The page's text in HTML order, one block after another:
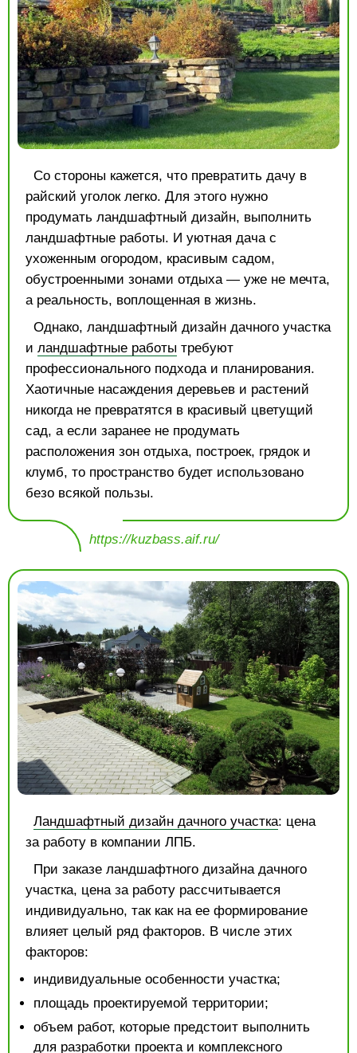
Со стороны кажется, что превратить дачу в
райский уголок легко. Для этого нужно
продумать ландшафтный дизайн, выполнить
ландшафтные работы. И уютная дача с
ухоженным огородом, красивым садом,
обустроенными зонами отдыха — уже не мечта,
а реальность, воплощенная в жизнь.
Однако, ландшафтный дизайн дачного участка
и ландшафтные работы требуют
профессионального подхода и планирования.
Хаотичные насаждения деревьев и растений
никогда не превратятся в красивый цветущий
сад, а если заранее не продумать
расположения зон отдыха, построек, грядок и
клумб, то пространство будет использовано
безо всякой пользы.
https://kuzbass.aif.ru/
Ландшафтный дизайн дачного участка: цена
за работу в компании ЛПБ.
При заказе ландшафтного дизайна дачного
участка, цена за работу рассчитывается
индивидуально, так как на ее формирование
влияет целый ряд факторов. В числе этих
факторов:
индивидуальные особенности участка;
площадь проектируемой территории;
объем работ, которые предстоит выполнить
для разработки проекта и комплексного